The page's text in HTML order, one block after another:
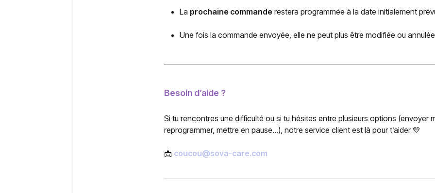
La prochaine commande restera programmée à la date initialement
Une fois la commande envoyée, elle ne peut plus être modifiée ou
Besoin d’aide ?
Si tu rencontres une difficulté ou si tu hésites entre plusieurs options (envoyer
reprogrammer, mettre en pause…), notre service client est là pour t’aider 💛
📩 coucou@sova-care.com